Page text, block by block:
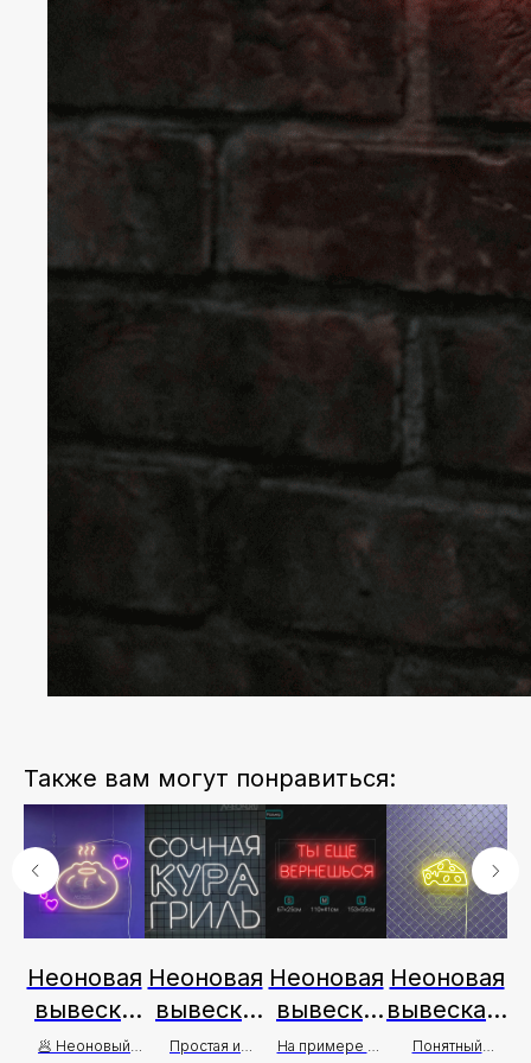
Также вам могут понравиться:
Неоновая
вывеска
Бууза
🥟 Неоновый
Неоновая
вывеска
Сочная
Простая и
Неоновая
вывеска
Ты ещё
На примере в
Неоновая
вывеска в
виде
Понятный